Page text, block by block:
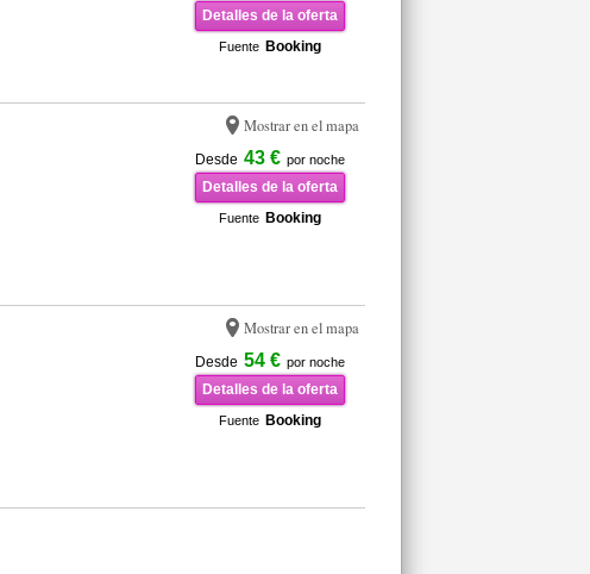
Detalles de la oferta
Fuente Booking
Mostrar en el mapa
Desde 43 € por noche
Detalles de la oferta
Fuente Booking
Mostrar en el mapa
Desde 54 € por noche
Detalles de la oferta
Fuente Booking